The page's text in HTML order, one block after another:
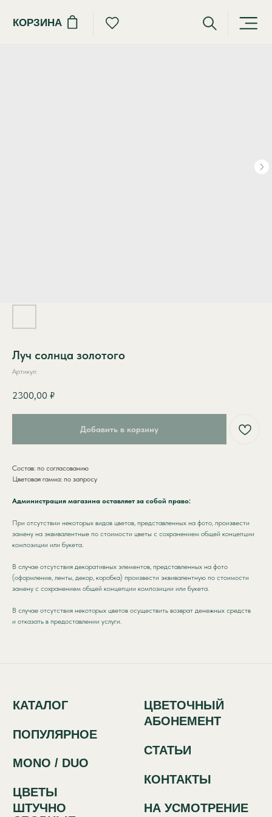
Луч солнца золотого
Артикул:
2300,00 ₽
Добавить в корзину
Состав: по согласованию
Цветовая гамма: по запросу
Администрация магазина оставляет за собой право:
При отсутствии некоторых видов цветов, представленных на фото, произвести
замену на эквивалентные по стоимости цветы с сохранением общей концепции
композиции или букета.
В случае отсутствия декоративных элементов, представленных на фото
(оформление, ленты, декор, коробка) произвести эквивалентную по стоимости
замену с сохранением общей концепции композиции или букета.
В случае отсутствия некоторых цветов осуществить возврат денежных средств
и отказать в предоставлении услуги.
КАТАЛОГ
ПОПУЛЯРНОЕ
MONO / DUO
ЦВЕТЫ
ШТУЧНО
СБОРНЫЕ
НА УСМОТРЕНИЕ
ФЛОРИСТА
ЦВЕТОЧНЫЙ
СТАТЬИ
СПОСОБЫ
СВЯЗИ:
Сайт разработан в IT-компании Asmart
Политика обработки персональных